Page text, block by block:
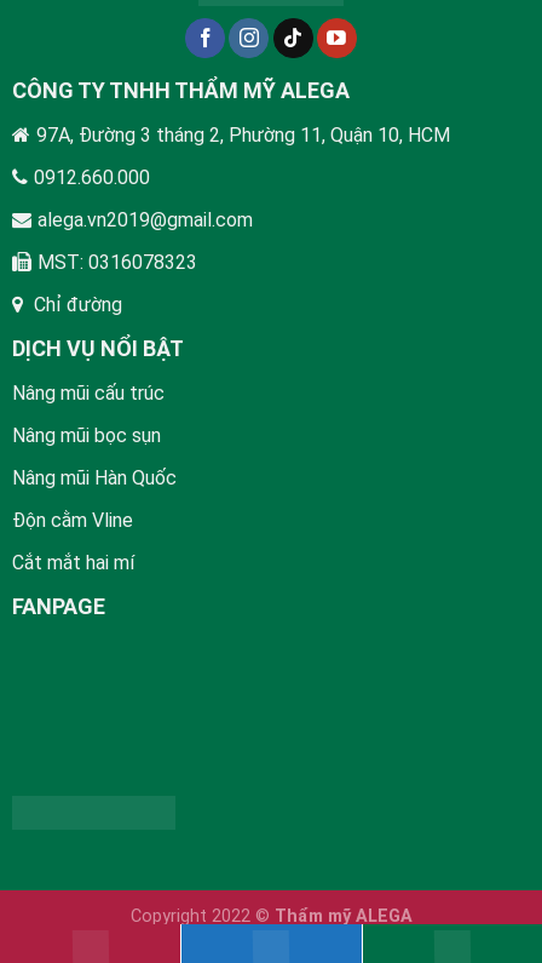
CÔNG TY TNHH THẨM MỸ ALEGA
97A, Đường 3 tháng 2, Phường 11, Quận 10, HCM
0912.660.000
alega.vn2019@gmail.com
MST: 0316078323
Chỉ đường
DỊCH VỤ NỔI BẬT
Nâng mũi cấu trúc
Nâng mũi bọc sụn
Nâng mũi Hàn Quốc
Độn cằm Vline
Cắt mắt hai mí
FANPAGE
Copyright 2022 © Thẩm mỹ ALEGA